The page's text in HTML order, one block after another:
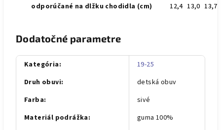
odporúčané na dlžku chodidla (cm)
12,4 13,0 13,7
Dodatočné parametre
Kategória:
19-25
Druh obuvi:
detská obuv
Farba:
sivé
Materiál podrážka:
guma 100%